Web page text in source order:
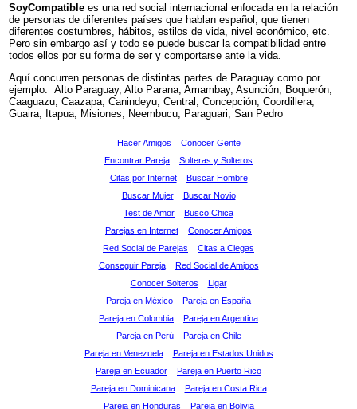
SoyCompatible es una red social internacional enfocada en la relación
de personas de diferentes países que hablan español, que tienen
diferentes costumbres, hábitos, estilos de vida, nivel económico, etc.
Pero sin embargo así y todo se puede buscar la compatibilidad entre
todos ellos por su forma de ser y comportarse ante la vida.
Aquí concurren personas de distintas partes de Paraguay como por
ejemplo: Alto Paraguay, Alto Parana, Amambay, Asunción, Boquerón,
Caaguazu, Caazapa, Canindeyu, Central, Concepción, Coordillera,
Guaira, Itapua, Misiones, Neembucu, Paraguari, San Pedro
Hacer Amigos
Conocer Gente
Encontrar Pareja
Solteras y Solteros
Citas por Internet
Buscar Hombre
Buscar Mujer
Buscar Novio
Test de Amor
Busco Chica
Parejas en Internet
Conocer Amigos
Red Social de Parejas
Citas a Ciegas
Conseguir Pareja
Red Social de Amigos
Conocer Solteros
Ligar
Pareja en México
Pareja en España
Pareja en Colombia
Pareja en Argentina
Pareja en Perú
Pareja en Chile
Pareja en Venezuela
Pareja en Estados Unidos
Pareja en Ecuador
Pareja en Puerto Rico
Pareja en Dominicana
Pareja en Costa Rica
Pareja en Honduras
Pareja en Bolivia